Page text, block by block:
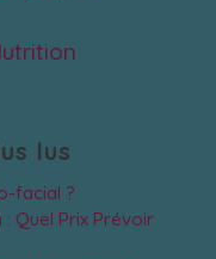
lus
facial ?
Quel Prix Prévoir